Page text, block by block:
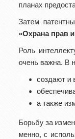
планах
Затем
«Охрана прав
Роль
очень важна. В
создают и
а также
Борьбу за
менно, с